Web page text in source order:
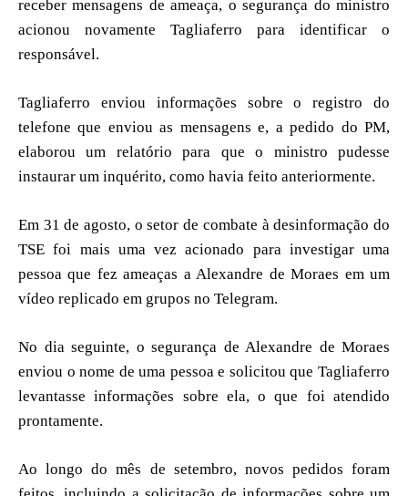
receber mensagens de ameaça, o segurança do ministro
acionou novamente Tagliaferro para identificar o
responsável.
Tagliaferro enviou informações sobre o registro do
telefone que enviou as mensagens e, a pedido do PM,
elaborou um relatório para que o ministro pudesse
instaurar um inquérito, como havia feito anteriormente.
Em 31 de agosto, o setor de combate à desinformação do
TSE foi mais uma vez acionado para investigar uma
pessoa que fez ameaças a Alexandre de Moraes em um
vídeo replicado em grupos no Telegram.
No dia seguinte, o segurança de Alexandre de Moraes
enviou o nome de uma pessoa e solicitou que Tagliaferro
levantasse informações sobre ela, o que foi atendido
prontamente.
Ao longo do mês de setembro, novos pedidos foram